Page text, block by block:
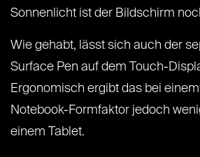
Sonnenlicht ist der Bildschirm
Wie gehabt, lässt sich auch der
Surface Pen auf dem Touch-
Ergonomisch ergibt das bei
Notebook-Formfaktor jedoch
einem Tablet.